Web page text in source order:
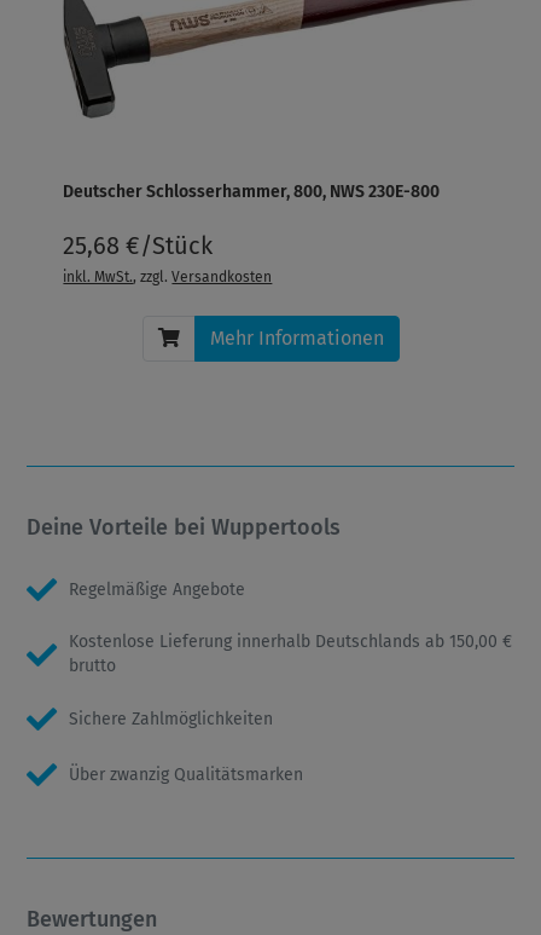
Deutscher Schlosserhammer, 800, NWS 230E-800
25,68 €/Stück
inkl. MwSt., zzgl.Versandkosten
Mehr Informationen
Deine Vorteile bei Wuppertools
Regelmäßige Angebote
Kostenlose Lieferung innerhalb Deutschlands ab 150,00 €
brutto
Sichere Zahlmöglichkeiten
Über zwanzig Qualitätsmarken
Bewertungen